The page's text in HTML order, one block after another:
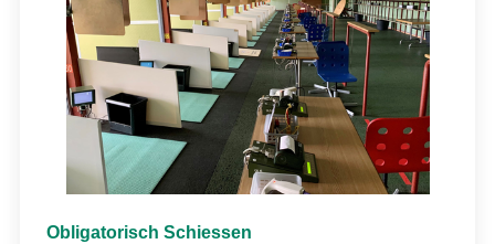
Obligatorisch Schiessen